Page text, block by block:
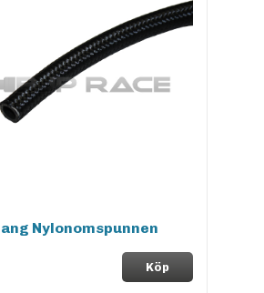
Nylonomspunnen
Köp